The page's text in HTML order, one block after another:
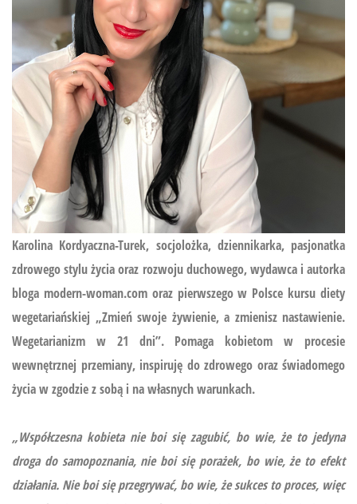
Karolina Kordyaczna-Turek, socjolożka, dziennikarka, pasjonatka
zdrowego stylu życia oraz rozwoju duchowego, wydawca i autorka
bloga modern-woman.com oraz pierwszego w Polsce kursu diety
wegetariańskiej „Zmień swoje żywienie, a zmienisz nastawienie.
Wegetarianizm w 21 dni”.Pomaga kobietom w procesie
wewnętrznej przemiany, inspiruję do zdrowego oraz świadomego
życia w zgodzie z sobą i na własnych warunkach.
„Współczesna kobieta nie boi się zagubić, bo wie, że to jedyna
droga do samopoznania, nie boi się porażek, bo wie, że to efekt
działania. Nie boi się przegrywać, bo wie, że sukces to proces, więc